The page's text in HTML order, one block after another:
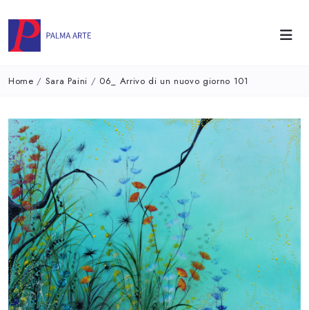
Home / Sara Paini / 06_ Arrivo di un nuovo giorno 101